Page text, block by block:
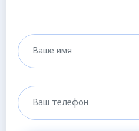
Ваше имя
Ваш телефон